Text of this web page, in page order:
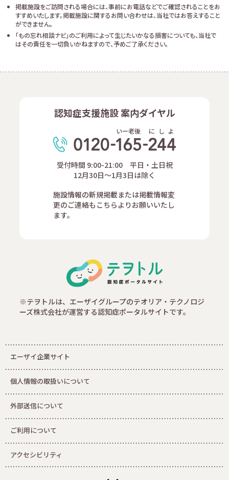
掲載施設をご訪問される場合には、事前にお電話などでご確認されることをお
すすめいたします。掲載施設に関するお問い合わせは、当社ではお答えすること
ができません。
「もの忘れ相談ナビ」のご利用によって生じたいかなる損害についても、当社で
はその責任を一切負いかねますので、予めご了承ください。
認知症支援施設 案内ダイヤル
いー老後 に し よ
受付時間 9:00-21:00 平日・土日祝
12月30日～1月3日は除く
施設情報の新規掲載または掲載情報変
更のご連絡もこちらよりお願いいたし
ます。
※テヲトルは、エーザイグループのテオリア・テクノロジ
ーズ株式会社が運営する認知症ポータルサイトです。
エーザイ企業サイト
個人情報の取扱いについて
外部送信について
ご利用について
アクセシビリティ